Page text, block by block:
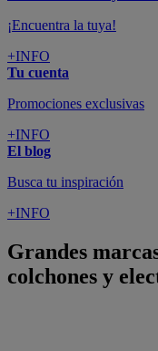
¡Encuentra la tuya!
+INFO
Tu cuenta
Promociones exclusivas
+INFO
El blog
Busca tu inspiración
+INFO
Grandes
colchones y